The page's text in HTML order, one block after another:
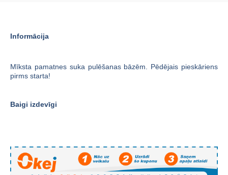
Informācija
Mīksta pamatnes suka pulēšanas bāzēm Pēdējais pieskāriens
pirms starta!
Baigi izdevīgi